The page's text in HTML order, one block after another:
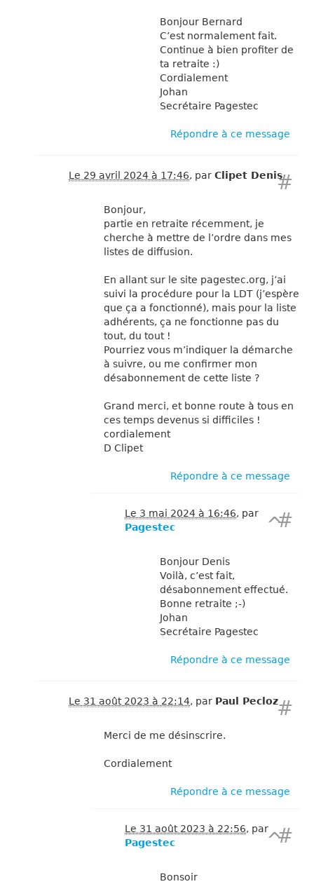
Bonjour Bernard
C’est normalement fait.
Continue à bien profiter de
ta retraite :)
Cordialement
Johan
Secrétaire Pagestec
Répondre à ce message
#
Le 29 avril 2024 à 17:46, par Clipet Denis
Bonjour,
partie en retraite récemment, je
cherche à mettre de l’ordre dans mes
listes de diffusion.
En allant sur le site pagestec.org, j’ai
suivi la procédure pour la LDT (j’espère
que ça a fonctionné), mais pour la liste
adhérents, ça ne fonctionne pas du
tout, du tout !
Pourriez vous m’indiquer la démarche
à suivre, ou me confirmer mon
désabonnement de cette liste ?
Grand merci, et bonne route à tous en
ces temps devenus si difficiles !
cordialement
D Clipet
Répondre à ce message
#
^
Le 3 mai 2024 à 16:46, par
Pagestec
Bonjour Denis
Voilà, c’est fait,
désabonnement effectué.
Bonne retraite ;-)
Johan
Secrétaire Pagestec
Répondre à ce message
#
Le 31 août 2023 à 22:14, par Paul Pecloz
Merci de me désinscrire.
Cordialement
Répondre à ce message
#
^
Le 31 août 2023 à 22:56, par
Pagestec
Bonsoir